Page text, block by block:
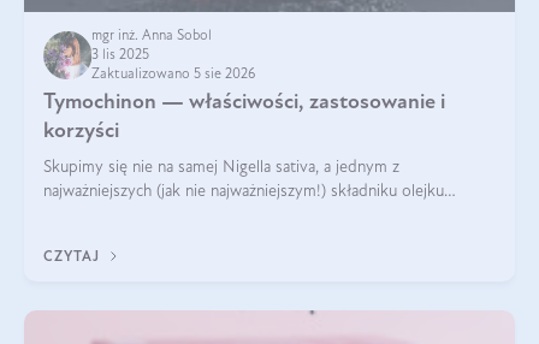
mgr inż. Anna Sobol
3 lis 2025
Zaktualizowano 5 sie 2026
Tymochinon — właściwości, zastosowanie i
korzyści
Skupimy się nie na samej Nigella sativa, a jednym z
najważniejszych (jak nie najważniejszym!) składniku olejku
CZYTAJ